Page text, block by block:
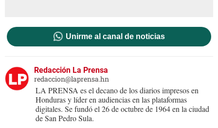
Unirme al canal de noticias
Redacción La Prensa
redaccion@laprensa.hn
LA PRENSA es el decano de los diarios impresos en
Honduras y líder en audiencias en las plataformas
digitales. Se fundó el 26 de octubre de 1964 en la ciudad
de San Pedro Sula.